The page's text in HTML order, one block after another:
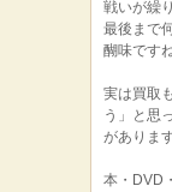
戦いが繰
最後まで
醐味ですね
実は買取
う」と思
があります
本・DVD